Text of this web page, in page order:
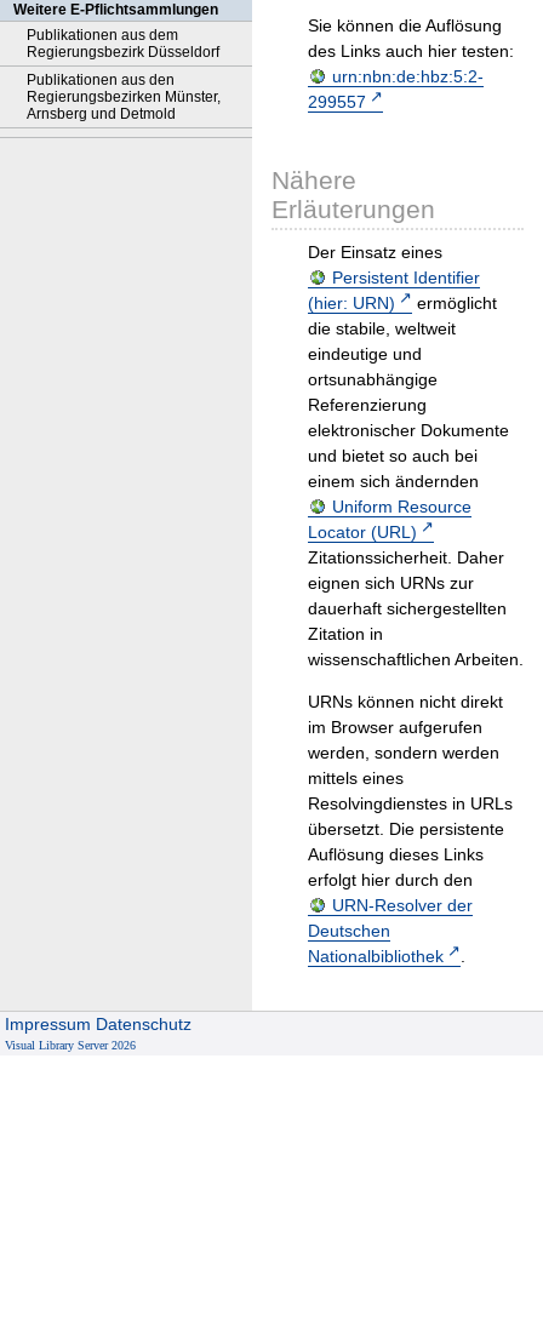
Weitere E-Pflichtsammlungen
Publikationen aus dem
Regierungsbezirk Düsseldorf
Publikationen aus den
Regierungsbezirken Münster,
Arnsberg und Detmold
Sie können die Auflösung
des Links auch hier testen:
urn:nbn:de:hbz:5:2-
299557
Nähere
Erläuterungen
Der Einsatz eines
Persistent Identifier
(hier: URN)
ermöglicht
die stabile, weltweit
eindeutige und
ortsunabhängige
Referenzierung
elektronischer Dokumente
und bietet so auch bei
einem sich ändernden
Uniform Resource
Locator (URL)
Zitationssicherheit. Daher
eignen sich URNs zur
dauerhaft sichergestellten
Zitation in
wissenschaftlichen Arbeiten.
URNs können nicht direkt
im Browser aufgerufen
werden, sondern werden
mittels eines
Resolvingdienstes in URLs
übersetzt. Die persistente
Auflösung dieses Links
erfolgt hier durch den
URN-Resolver der
Deutschen
Nationalbibliothek
.
Impressum Datenschutz
Visual Library Server 2026